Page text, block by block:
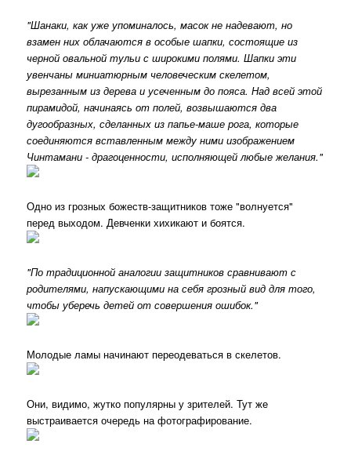
"Шанаки, как уже упоминалось, масок не надевают, но
взамен них облачаются в особые шапки, состоящие из
черной овальной тульи с широкими полями. Шапки эти
увенчаны миниатюрным человеческим скелетом,
вырезанным из дерева и усеченным до пояса. Над всей этой
пирамидой, начинаясь от полей, возвышаются два
дугообразных, сделанных из папье-маше рога, которые
соединяются вставленным между ними изображением
Чинтамани - драгоценности, исполняющей любые желания."
Одно из грозных божеств-защитников тоже "волнуется"
перед выходом. Девченки хихикают и боятся.
"По традиционной аналогии защитников сравнивают с
родителями, напускающими на себя грозный вид для того,
чтобы уберечь детей от совершения ошибок."
Молодые ламы начинают переодеваться в скелетов.
Они, видимо, жутко популярны у зрителей. Тут же
выстраивается очередь на фотографирование.